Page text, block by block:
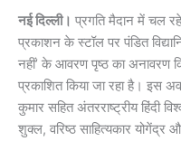
नई दिल्ली। प्रगति मैदान में चल
प्रकाशन के स्टॉल पर पंडित
नहीं’ के आवरण पृष्ठ का अनावरण
प्रकाशित किया जा रहा है। इस
कुमार सहित अंतरराष्ट्रीय हिंदी
शुक्ल, वरिष्ठ साहित्यकार योगेंद्र